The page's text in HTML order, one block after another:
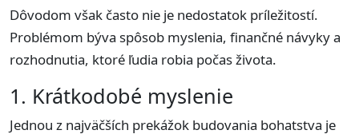
Dôvodom však často nie je nedostatok príležitostí.
Problémom býva spôsob myslenia, finančné návyky a
rozhodnutia, ktoré ľudia robia počas života.
1. Krátkodobé myslenie
Jednou z najväčších prekážok budovania bohatstva je